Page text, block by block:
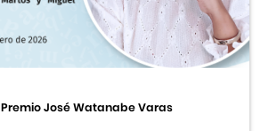
Premio José Watanabe Varas